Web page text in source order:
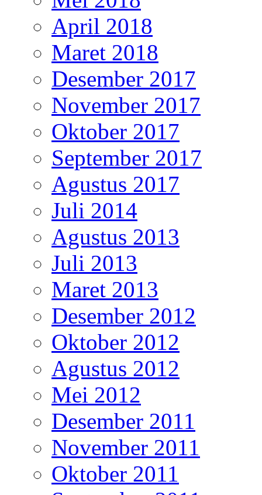
April 2018
Maret 2018
Desember 2017
November 2017
Oktober 2017
September 2017
Agustus 2017
Juli 2014
Agustus 2013
Juli 2013
Maret 2013
Desember 2012
Oktober 2012
Agustus 2012
Mei 2012
Desember 2011
November 2011
Oktober 2011